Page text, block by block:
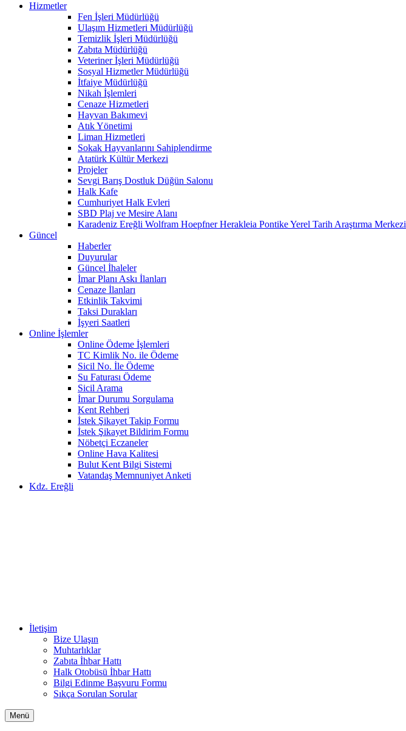
Hizmetler
Fen İşleri Müdürlüğü
Ulaşım Hizmetleri Müdürlüğü
Temizlik İşleri Müdürlüğü
Zabıta Müdürlüğü
Veteriner İşleri Müdürlüğü
Sosyal Hizmetler Müdürlüğü
İtfaiye Müdürlüğü
Nikah İşlemleri
Cenaze Hizmetleri
Hayvan Bakımevi
Atık Yönetimi
Liman Hizmetleri
Sokak Hayvanlarını Sahiplendirme
Atatürk Kültür Merkezi
Projeler
Sevgi Barış Dostluk Düğün Salonu
Halk Kafe
Cumhuriyet Halk Evleri
SBD Plaj ve Mesire Alanı
Karadeniz Ereğli Wolfram Hoepfner Herakleia Pontike Yerel Tarih Araştırma Merkezi
Güncel
Haberler
Duyurular
Güncel İhaleler
İmar Planı Askı İlanları
Cenaze İlanları
Etkinlik Takvimi
Taksi Durakları
İşyeri Saatleri
Online İşlemler
Online Ödeme İşlemleri
TC Kimlik No. ile Ödeme
Sicil No. İle Ödeme
Su Faturası Ödeme
Sicil Arama
İmar Durumu Sorgulama
Kent Rehberi
İstek Şikayet Takip Formu
İstek Şikayet Bildirim Formu
Nöbetçi Eczaneler
Online Hava Kalitesi
Bulut Kent Bilgi Sistemi
Vatandaş Memnuniyet Anketi
Kdz. Ereğli
İletişim
Bize Ulaşın
Muhtarlıklar
Zabıta İhbar Hattı
Halk Otobüsü İhbar Hattı
Bilgi Edinme Başvuru Formu
Sıkça Sorulan Sorular
Menü